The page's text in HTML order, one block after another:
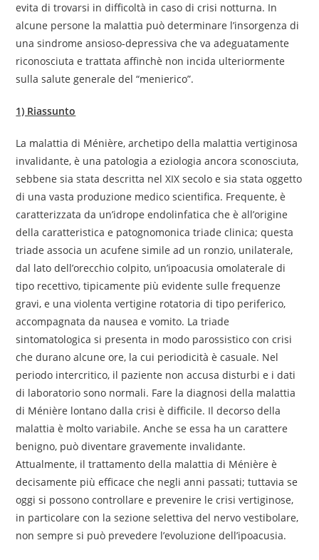
evita di trovarsi in difficoltà in caso di crisi notturna. In
alcune persone la malattia può determinare l’insorgenza di
una sindrome ansioso-depressiva che va adeguatamente
riconosciuta e trattata affinchè non incida ulteriormente
sulla salute generale del “menierico”.
1) Riassunto
La malattia di Ménière, archetipo della malattia vertiginosa
invalidante, è una patologia a eziologia ancora sconosciuta,
sebbene sia stata descritta nel XIX secolo e sia stata oggetto
di una vasta produzione medico scientifica. Frequente, è
caratterizzata da un’idrope endolinfatica che è all’origine
della caratteristica e patognomonica triade clinica; questa
triade associa un acufene simile ad un ronzio, unilaterale,
dal lato dell’orecchio colpito, un’ipoacusia omolaterale di
tipo recettivo, tipicamente più evidente sulle frequenze
gravi, e una violenta vertigine rotatoria di tipo periferico,
accompagnata da nausea e vomito. La triade
sintomatologica si presenta in modo parossistico con crisi
che durano alcune ore, la cui periodicità è casuale. Nel
periodo intercritico, il paziente non accusa disturbi e i dati
di laboratorio sono normali. Fare la diagnosi della malattia
di Ménière lontano dalla crisi è difficile. Il decorso della
malattia è molto variabile. Anche se essa ha un carattere
benigno, può diventare gravemente invalidante.
Attualmente, il trattamento della malattia di Ménière è
decisamente più efficace che negli anni passati; tuttavia se
oggi si possono controllare e prevenire le crisi vertiginose,
in particolare con la sezione selettiva del nervo vestibolare,
non sempre si può prevedere l’evoluzione dell’ipoacusia.